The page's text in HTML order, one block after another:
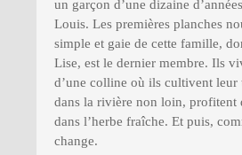
un garçon d’une dizaine
Louis. Les premières planches
simple et gaie de cette famille,
Lise, est le dernier membre. Ils
d’une colline où ils cultivent leur
dans la rivière non loin, profitent
dans l’herbe fraîche. Et puis,
change.